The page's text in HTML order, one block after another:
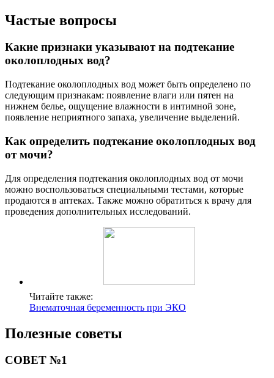
Частые вопросы
Какие признаки указывают на подтекание
околоплодных вод?
Подтекание околоплодных вод может быть определено по
следующим признакам: появление влаги или пятен на
нижнем белье, ощущение влажности в интимной зоне,
появление неприятного запаха, увеличение выделений.
Как определить подтекание околоплодных вод
от мочи?
Для определения подтекания околоплодных вод от мочи
можно воспользоваться специальными тестами, которые
продаются в аптеках. Также можно обратиться к врачу для
проведения дополнительных исследований.
Читайте также:
Внематочная беременность при ЭКО
Полезные советы
СОВЕТ №1